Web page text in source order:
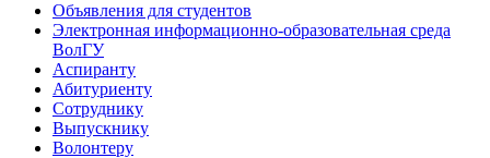
Объявления для студентов
Электронная информационно-образовательная среда
ВолГУ
Аспиранту
Абитуриенту
Сотруднику
Выпускнику
Волонтеру